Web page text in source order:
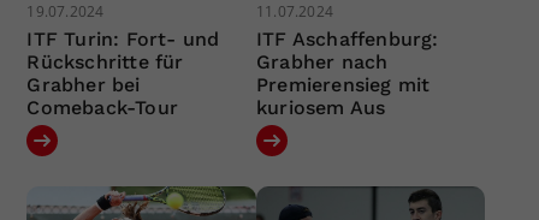
19.07.2024
ITF Turin: Fort- und
Rückschritte für
Grabher bei
Comeback-Tour
11.07.2024
ITF Aschaffenburg:
Grabher nach
Premierensieg mit
kuriosem Aus